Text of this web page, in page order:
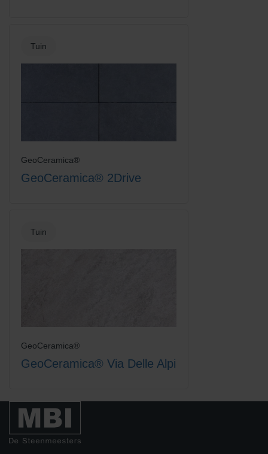
Tuin
GeoCeramica®
GeoCeramica® 2Drive
Tuin
GeoCeramica®
GeoCeramica® Via Delle Alpi